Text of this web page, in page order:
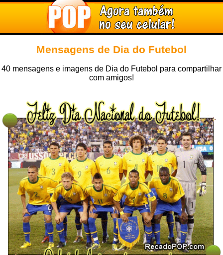
Mensagens de Dia do Futebol
40 mensagens e imagens de Dia do Futebol para compartilhar
com amigos!